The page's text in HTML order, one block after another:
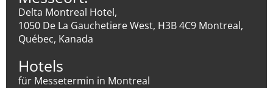
Delta Montreal Hotel,
1050 De La Gauchetiere West, H3B 4C9 Montreal,
Québec, Kanada
Hotels
für Messetermin in Montreal